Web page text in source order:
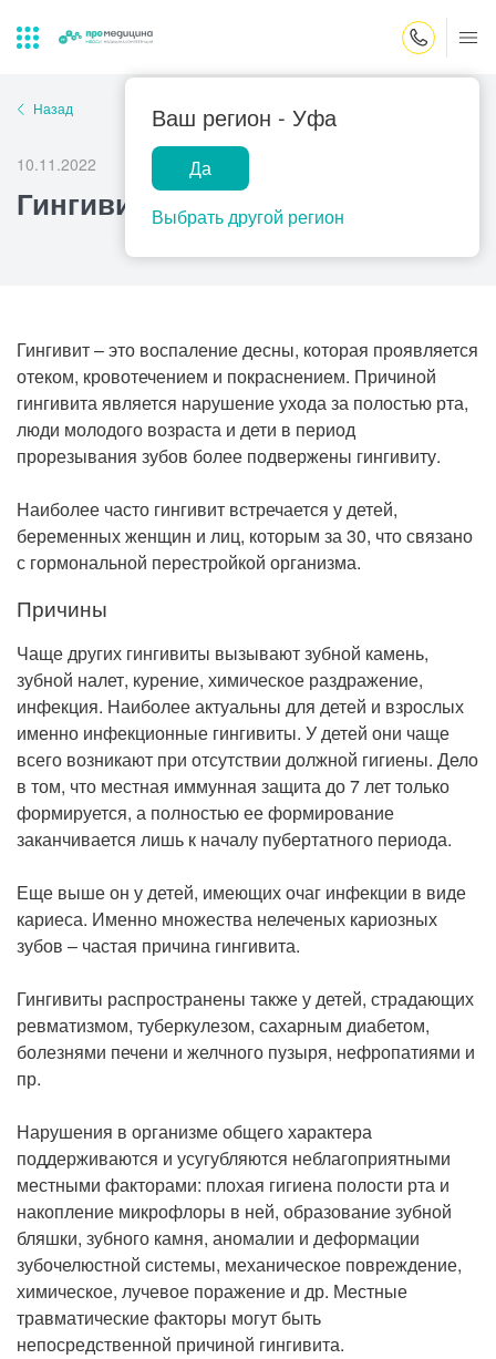
Ваш регион - Уфа
Да
Выбрать другой регион
Лабораторная
диагностика
ПроМедицина
онлайн
на дому
Закрыть поиск
Популярные запросы
Прием врача-гинеколога
Прием врача-уролога
Прием врача-невролога
Прием врача-стоматолога
Прием врача-кардиолога
Рентгенология
Назад
10.11.2022
Гингивит
Гингивит – это воспаление десны, которая проявляется
отеком, кровотечением и покраснением. Причиной
гингивита является нарушение ухода за полостью рта,
люди молодого возраста и дети в период
прорезывания зубов более подвержены гингивиту.
Наиболее часто гингивит встречается у детей,
беременных женщин и лиц, которым за 30, что связано
с гормональной перестройкой организма.
Причины
Чаще других гингивиты вызывают зубной камень,
зубной налет, курение, химическое раздражение,
инфекция. Наиболее актуальны для детей и взрослых
именно инфекционные гингивиты. У детей они чаще
всего возникают при отсутствии должной гигиены. Дело
в том, что местная иммунная защита до 7 лет только
формируется, а полностью ее формирование
заканчивается лишь к началу пубертатного периода.
Еще выше он у детей, имеющих очаг инфекции в виде
кариеса. Именно множества нелеченых кариозных
зубов – частая причина гингивита.
Гингивиты распространены также у детей, страдающих
ревматизмом, туберкулезом, сахарным диабетом,
болезнями печени и желчного пузыря, нефропатиями и
пр.
Нарушения в организме общего характера
поддерживаются и усугубляются неблагоприятными
местными факторами: плохая гигиена полости рта и
накопление микрофлоры в ней, образование зубной
бляшки, зубного камня, аномалии и деформации
зубочелюстной системы, механическое повреждение,
химическое, лучевое поражение и др. Местные
травматические факторы могут быть
непосредственной причиной гингивита.